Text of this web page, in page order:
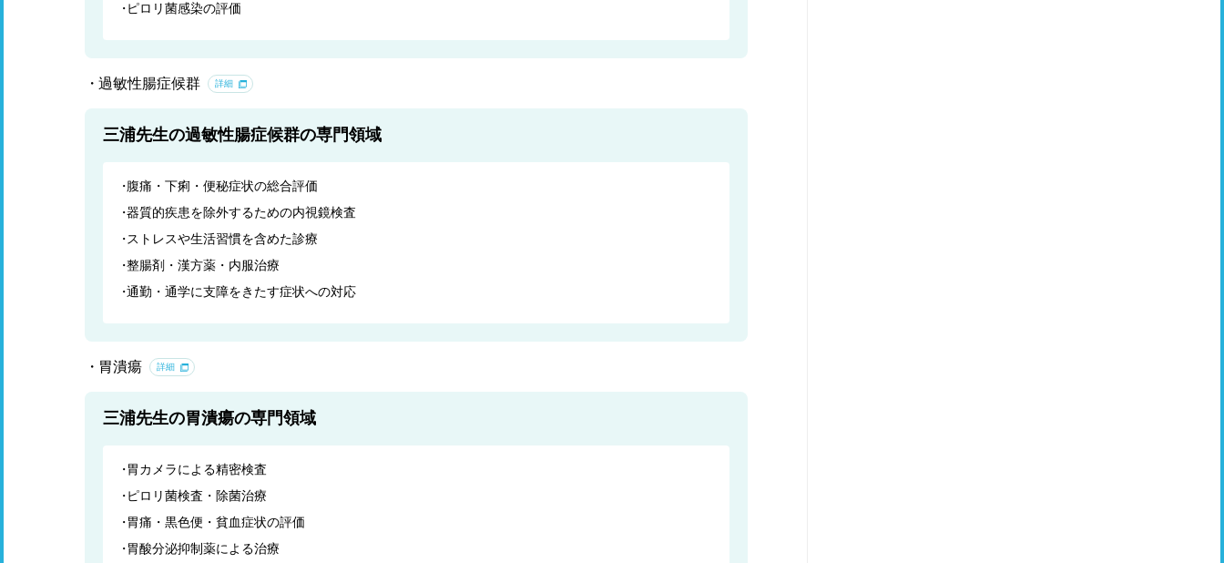
ピロリ菌感染の評価
過敏性腸症候群 詳細
三浦先生の過敏性腸症候群の専門領域
腹痛・下痢・便秘症状の総合評価
器質的疾患を除外するための内視鏡検査
ストレスや生活習慣を含めた診療
整腸剤・漢方薬・内服治療
通勤・通学に支障をきたす症状への対応
胃潰瘍 詳細
三浦先生の胃潰瘍の専門領域
胃カメラによる精密検査
ピロリ菌検査・除菌治療
胃痛・黒色便・貧血症状の評価
胃酸分泌抑制薬による治療